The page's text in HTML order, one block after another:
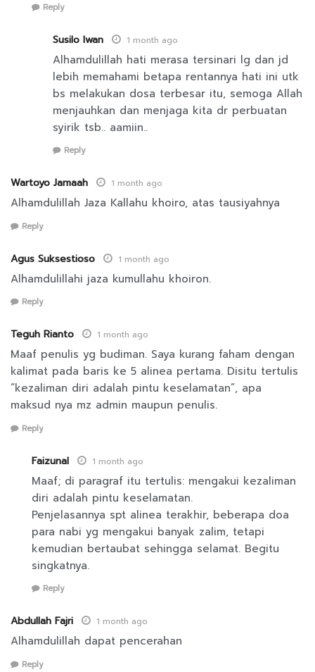
Reply
Susilo Iwan 1 month ago
Alhamdulillah hati merasa tersinari lg dan jd
lebih memahami betapa rentannya hati ini utk
bs melakukan dosa terbesar itu, semoga Allah
menjauhkan dan menjaga kita dr perbuatan
syirik tsb.. aamiin..
Reply
Wartoyo Jamaah 1 month ago
Alhamdulillah Jaza Kallahu khoiro, atas tausiyahnya
Reply
Agus Suksestioso 1 month ago
Alhamdulillahi jaza kumullahu khoiron.
Reply
Teguh Rianto 1 month ago
Maaf penulis yg budiman. Saya kurang faham dengan
kalimat pada baris ke 5 alinea pertama. Disitu tertulis
“kezaliman diri adalah pintu keselamatan”, apa
maksud nya mz admin maupun penulis.
Reply
Faizunal 1 month ago
Maaf; di paragraf itu tertulis: mengakui kezaliman
diri adalah pintu keselamatan.
Penjelasannya spt alinea terakhir, beberapa doa
para nabi yg mengakui banyak zalim, tetapi
kemudian bertaubat sehingga selamat. Begitu
singkatnya.
Reply
Abdullah Fajri 1 month ago
Alhamdulillah dapat pencerahan
Reply